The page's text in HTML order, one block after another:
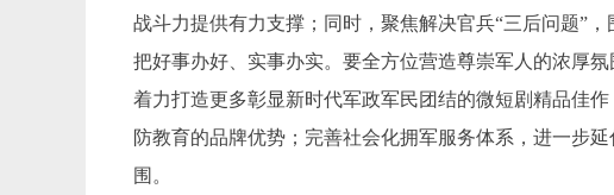
战斗力提供有力支撑；同时，聚焦解决官兵“三后问题”
把好事办好、实事办实。要全方位营造尊崇军人的浓厚
着力打造更多彰显新时代军政军民团结的微短剧精品佳
防教育的品牌优势；完善社会化拥军服务体系，进一步
围。